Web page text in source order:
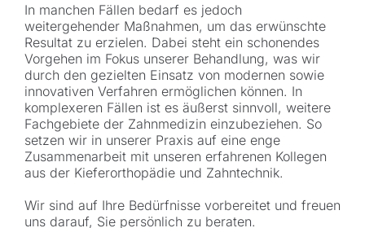
In manchen Fällen bedarf es jedoch
weitergehender Maßnahmen, um das erwünschte
Resultat zu erzielen. Dabei steht ein schonendes
Vorgehen im Fokus unserer Behandlung, was wir
durch den gezielten Einsatz von modernen sowie
innovativen Verfahren ermöglichen können. In
komplexeren Fällen ist es äußerst sinnvoll, weitere
Fachgebiete der Zahnmedizin einzubeziehen. So
setzen wir in unserer Praxis auf eine enge
Zusammenarbeit mit unseren erfahrenen Kollegen
aus der Kieferorthopädie und Zahntechnik.
Wir sind auf Ihre Bedürfnisse vorbereitet und freuen
uns darauf, Sie persönlich zu beraten.